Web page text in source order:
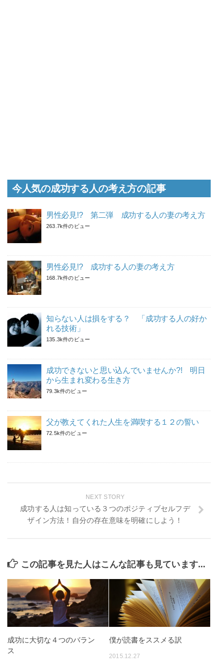
今人気の成功する人の考え方の記事
男性必見!? 第二弾 成功する人の妻の考え方
263.7k件のビュー
男性必見!? 成功する人の妻の考え方
168.7k件のビュー
知らない人は損をする？ 「成功する人の好か
れる技術」
135.3k件のビュー
成功できないと思い込んでいませんか?! 明日
から生まれ変わる生き方
79.3k件のビュー
父が教えてくれた人生を満喫する１２の誓い
72.5k件のビュー
NEXT STORY
成功する人は知っている３つのポジティブセルフデ
ザイン方法！自分の存在意味を明確にしよう！
この記事を見た人はこんな記事も見ています...
成功に大切な４つのバラン
ス
僕が読書をススメる訳
2015.12.27